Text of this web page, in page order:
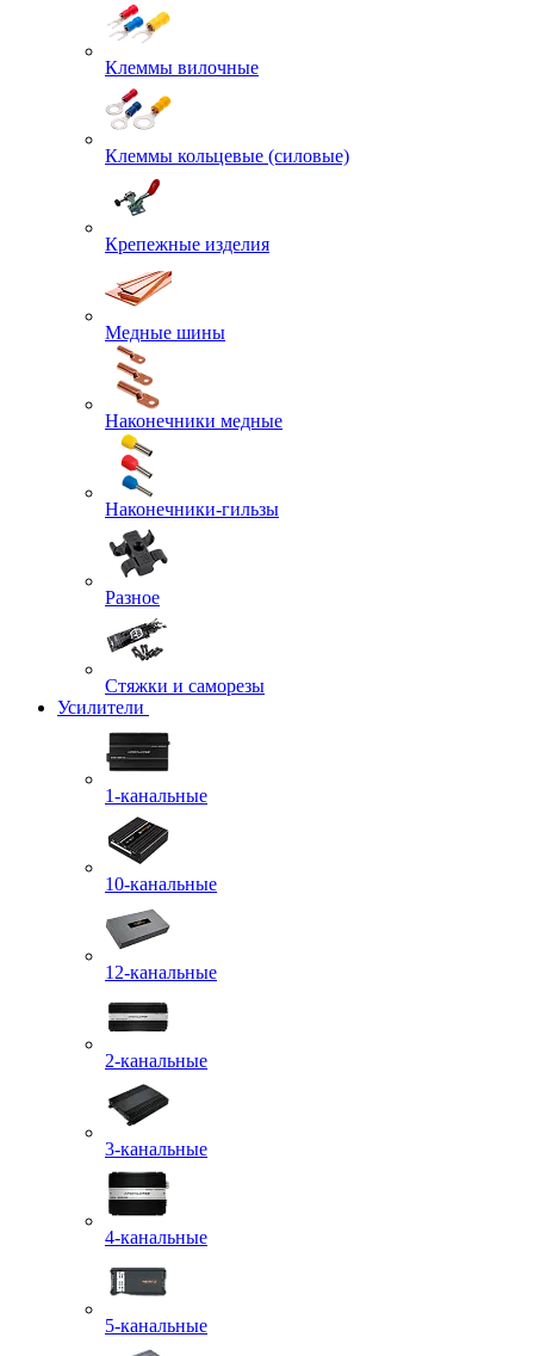
Клеммы вилочные
Клеммы кольцевые (силовые)
Крепежные изделия
Медные шины
Наконечники медные
Наконечники-гильзы
Разное
Стяжки и саморезы
Усилители
1-канальные
10-канальные
12-канальные
2-канальные
3-канальные
4-канальные
5-канальные